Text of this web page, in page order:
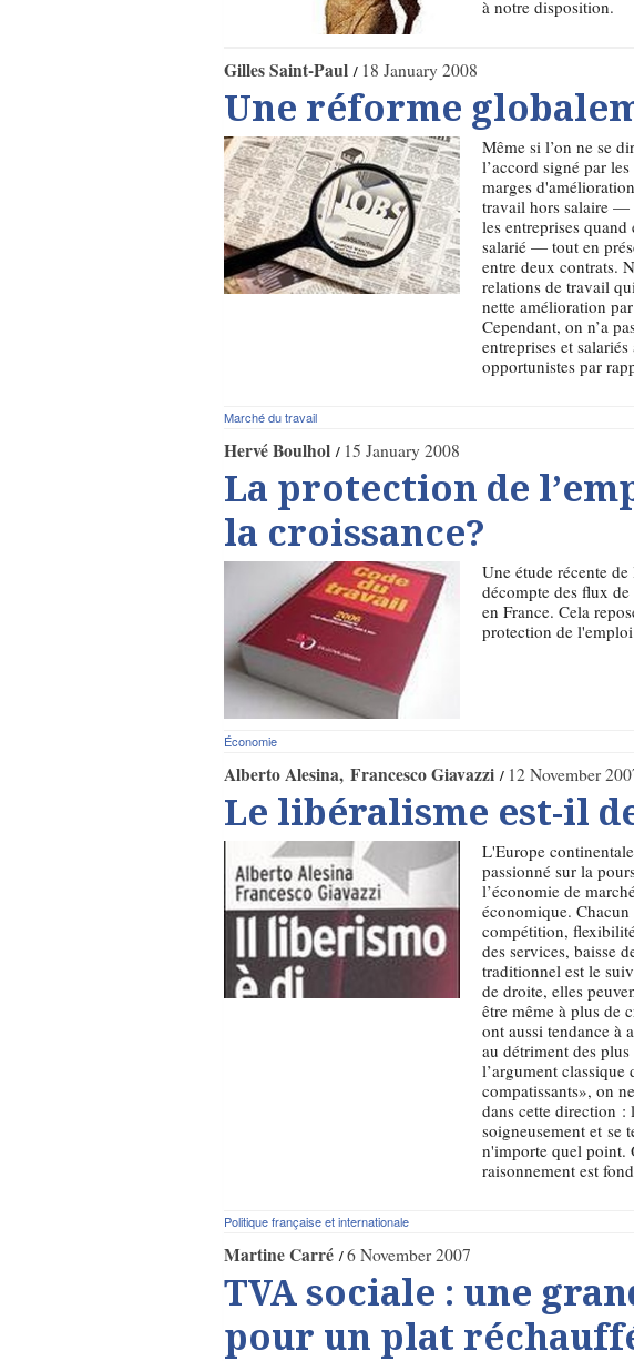
à notre disposition.
Gilles Saint-Paul 18 January 2008
Une réforme
Même si l’on ne se
l’accord signé par
marges
travail hors salaire —
les entreprises quand
salarié — tout en
entre deux contrats.
relations de travail
nette amélioration
Cependant, on n’a
entreprises et
opportunistes par
Marché du travail
Hervé Boulhol 15 January 2008
La protection de
la croissance?
Une étude récente
décompte des flux
en France. Cela
protection de
Économie
Alberto Alesina Francesco Giavazzi 12 November
Le libéralisme est-il
L'Europe
passionné sur la
l’économie de
économique.
compétition,
des services, baisse
traditionnel est le
de droite, elles
être même à plus de
ont aussi tendance à
au détriment des
l’argument classique
compatissants», on
dans cette direction :
soigneusement et se
n'importe quel point.
raisonnement est
Politique française et internationale
Martine Carré 6 November 2007
TVA sociale : une
pour un plat